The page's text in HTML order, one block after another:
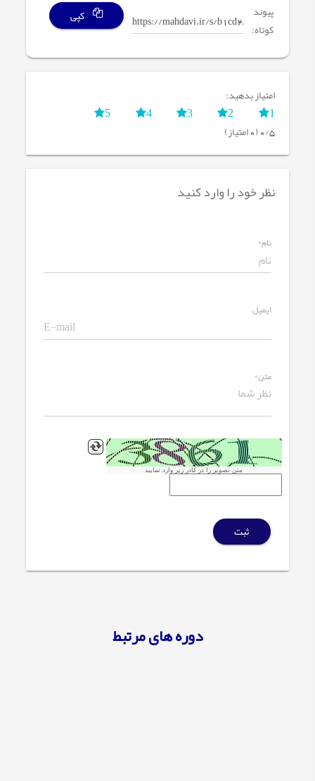
پیوند
کوتاه:
کپی
امتیاز بدهید:
1
2
3
4
5
0/5 (0 امتیاز)
نظر خود را وارد کنید
نام*
ایمیل
متن*
متن تصویر را در کادر زیر وارد نمایید
ثبت
دوره های مرتبط